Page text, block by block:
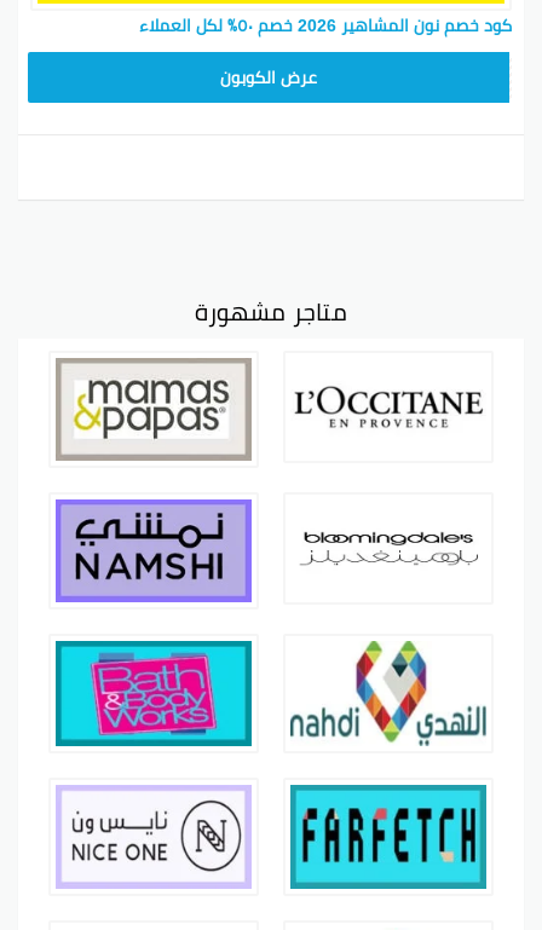
كود خصم نون المشاهير 2026 خصم ٥٠٪ لكل العملاء
عرض الكوبون
متاجر مشهورة